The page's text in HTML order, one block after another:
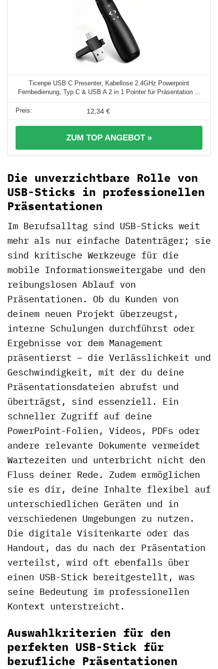
Ticenpe USB C Presenter, Kabellose 2.4GHz Powerpoint
Fernbedienung, Typ C & USB A 2 in 1 Pointer für Präsentation ...
12,34 €
ZUM TOP ANGEBOT »
Die unverzichtbare Rolle von
USB-Sticks in professionellen
Präsentationen
Im Berufsalltag sind USB-Sticks weit
mehr als nur einfache Datenträger; sie
sind kritische Werkzeuge für die
mobile Informationsweitergabe und den
reibungslosen Ablauf von
Präsentationen. Ob du Kunden von
deinem neuen Projekt überzeugst,
interne Schulungen durchführst oder
Ergebnisse vor dem Management
präsentierst – die Verlässlichkeit und
Geschwindigkeit, mit der du deine
Präsentationsdateien abrufst und
überträgst, sind essenziell. Ein
schneller Zugriff auf deine
PowerPoint-Folien, Videos, PDFs oder
andere relevante Dokumente vermeidet
Wartezeiten und unterbricht nicht den
Fluss deiner Rede. Zudem ermöglichen
sie es dir, deine Inhalte flexibel auf
unterschiedlichen Geräten und in
verschiedenen Umgebungen zu nutzen.
Die digitale Visitenkarte oder das
Handout, das du nach der Präsentation
verteilst, wird oft ebenfalls über
einen USB-Stick bereitgestellt, was
seine Bedeutung im professionellen
Kontext unterstreicht.
Auswahlkriterien für den
perfekten USB-Stick für
berufliche Präsentationen